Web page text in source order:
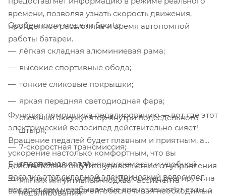
времени, позволяя узнать скорость движения,
пройденное расстояние и время автономной
работы батареи.
Особенности модели Sporto:
лёгкая складная алюминиевая рама;
высокие спортивные обода;
тонкие сликовые покрышки;
яркая передняя светодиодная фара;
съёмный аккумулятор внутри подседельного
штыря;
7-скоростная трансмиссия;
спортивное седло;
мягких интуитивный подхват ассистента
педалирования.
Функция помощника педалированию — вот где этот
электрический велосипед действительно сияет!
Вращение педалей будет плавным и приятным, а
ускорение настолько комфортным, что вы
действительно ощутите удовольствие от управления
этим электровелосипедом. Велосипед реагирует на
ваше нажатие педалей, обеспечивая необходимый
Благодаря отличной управляемости и удобной
посадке этот складной электрический велосипед
подарит вам незабываемые впечатления от езды.